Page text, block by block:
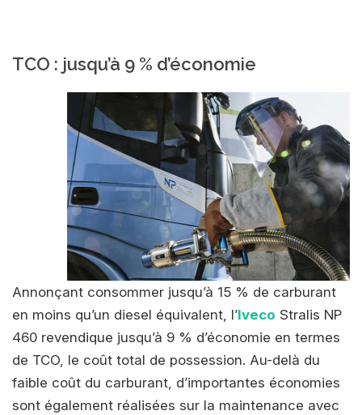
TCO : jusqu’à 9 % d’économie
Annonçant consommer jusqu’à 15 % de carburant
en moins qu’un diesel équivalent, l’Iveco Stralis NP
460 revendique jusqu’à 9 % d’économie en termes
de TCO, le coût total de possession. Au-delà du
faible coût du carburant, d’importantes économies
sont également réalisées sur la maintenance avec